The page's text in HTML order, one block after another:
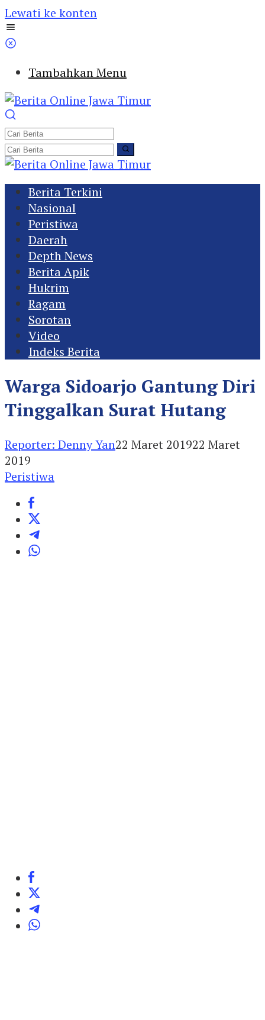
Lewati ke konten
Tambahkan Menu
Berita Terkini
Nasional
Peristiwa
Daerah
Depth News
Berita Apik
Hukrim
Ragam
Sorotan
Video
Indeks Berita
Warga Sidoarjo Gantung Diri
Tinggalkan Surat Hutang
Reporter: Denny Yan22 Maret 201922 Maret
2019
Peristiwa